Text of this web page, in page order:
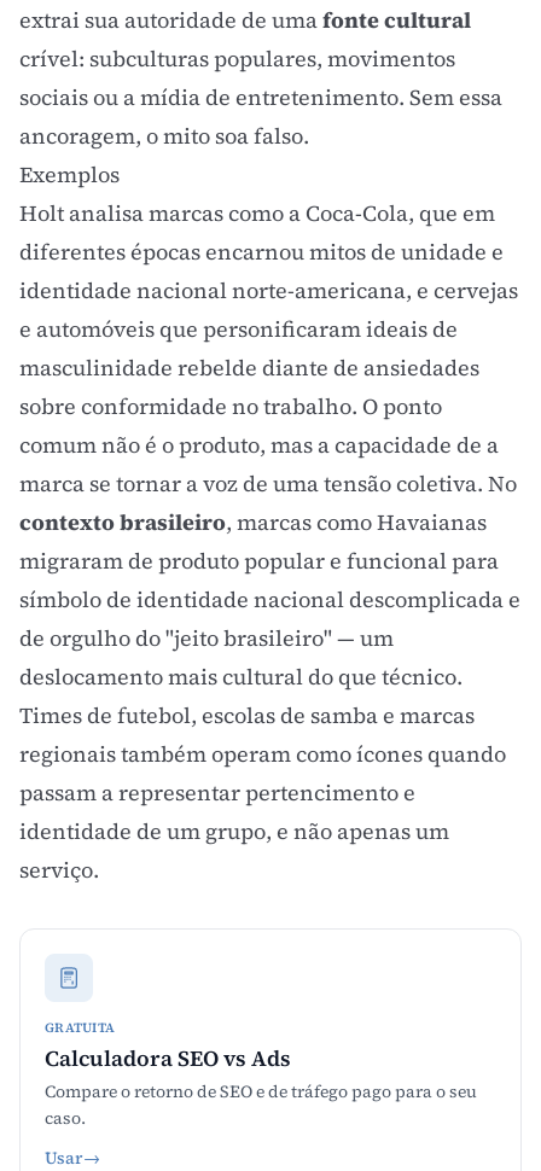
extrai sua autoridade de umafonte cultural
crível: subculturas populares, movimentos
sociais ou a mídia de entretenimento. Sem essa
ancoragem, o mito soa falso.
Exemplos
Holt analisa marcas como a Coca-Cola, que em
diferentes épocas encarnou mitos de unidade e
identidade nacional norte-americana, e cervejas
e automóveis que personificaram ideais de
masculinidade rebelde diante de ansiedades
sobre conformidade no trabalho. O ponto
comum não é o produto, mas a capacidade de a
marca se tornar a voz de uma tensão coletiva. No
contexto brasileiro, marcas como Havaianas
migraram de produto popular e funcional para
símbolo de identidade nacional descomplicada e
de orgulho do "jeito brasileiro" — um
deslocamento mais cultural do que técnico.
Times de futebol, escolas de samba e marcas
regionais também operam como ícones quando
passam a representar pertencimento e
identidade de um grupo, e não apenas um
serviço.
GRATUITA
Calculadora SEO vs Ads
Compare o retorno de SEO e de tráfego pago para o seu
caso.
Usar→